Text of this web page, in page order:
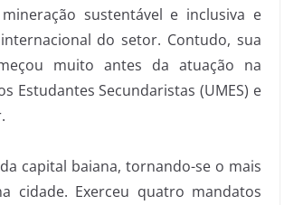
sustentável e inclusiva e
do setor. Contudo, sua
muito antes da atuação na
Estudantes Secundaristas (UMES) e
capital baiana, tornando-se o mais
cidade. Exerceu quatro mandatos